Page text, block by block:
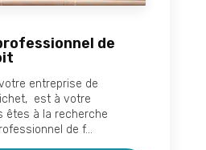
de
entreprise de
est à votre
êtes à la recherche
de f...